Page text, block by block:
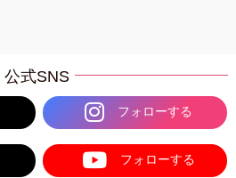
公式SNS
フォローする
フォローする